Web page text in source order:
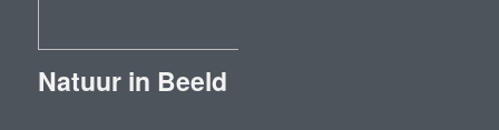
Natuur in Beeld